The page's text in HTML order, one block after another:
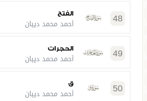
48 الفتح
أحمد محمد ديبان
49 الحجرات
أحمد محمد ديبان
50 ق
أحمد محمد ديبان